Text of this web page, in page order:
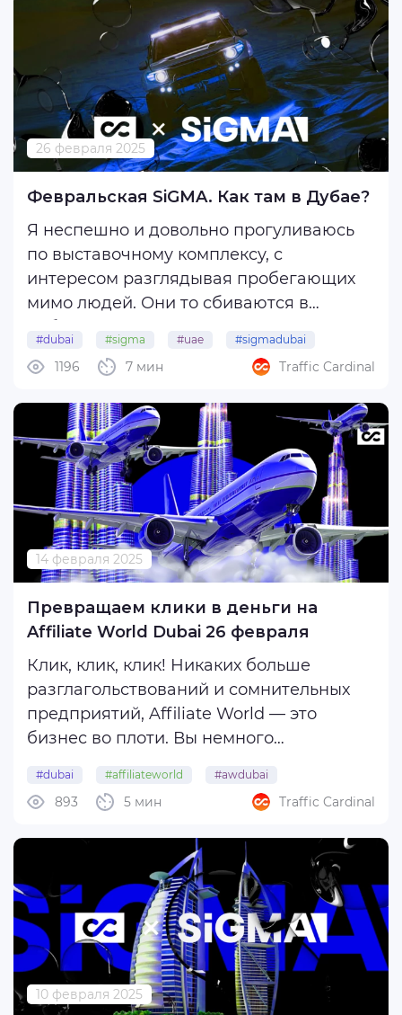
не испортило таким образом
настроение, поэтому Affiliate ...
26 февраля 2025
Февральская SiGMA. Как там в Дубае?
Я неспешно и довольно прогуливаюсь
по выставочному комплексу, с
интересом разглядывая пробегающих
мимо людей. Они то сбиваются в
длинные ланьярды поблескивают
бейджиками. SiGMA уже в самом
разгаре и бурлит активностью:
оголодавшие по крупным событиям ...
#dubai #sigma #uae #sigmadubai
7 мин
1196 Traffic Cardinal
14 февраля 2025
Превращаем клики в деньги на
Affiliate World Dubai 26 февраля
Клик, клик, клик! Никаких больше
разглагольствований и сомнительных
предприятий, Affiliate World — это
бизнес во плоти. Вы немного
свои самые очаровательные улыбки и
богатый смех с просторов TikTok,
поэтому теперь полностью ...
#dubai #affiliateworld #awdubai
#affiliateworlddubai5 мин
893 Traffic Cardinal
10 февраля 2025